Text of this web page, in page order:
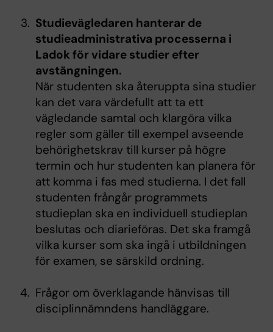
Studievägledaren hanterar de
studieadministrativa processerna i
Ladok för vidare studier efter
avstängningen.
När studenten ska återuppta sina studier
kan det vara värdefullt att ta ett
vägledande samtal och klargöra vilka
regler som gäller till exempel avseende
behörighetskrav till kurser på högre
termin och hur studenten kan planera för
att komma i fas med studierna. I det fall
studenten frångår programmets
studieplan ska en individuell studieplan
beslutas och diarieföras. Det ska framgå
vilka kurser som ska ingå i utbildningen
för examen, se särskild ordning.
Frågor om överklagande hänvisas till
disciplinnämndens handläggare.